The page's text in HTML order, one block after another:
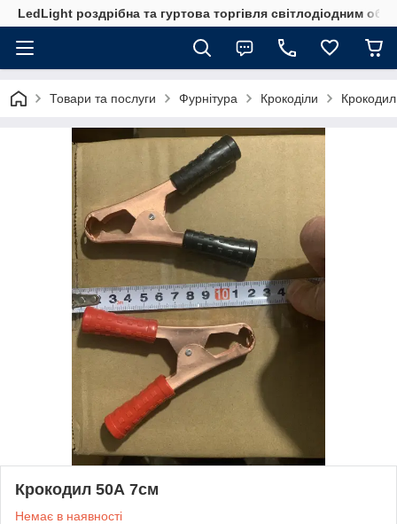
LedLight роздрiбна та гуртова торгiвля свiтлодiодним
Товари та послуги Фурнітура Крокоділи
Крокодил 50А 7см
Немає в наявності